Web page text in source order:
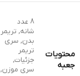
محتویات
جعبه
8 عدد
شانه, تریمر
بدن, سری
تریمر
جزئیات,
سری موزن,